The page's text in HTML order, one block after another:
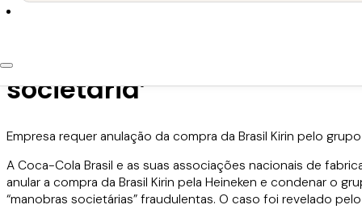
24 de janeiro de 2020
Coca-Cola vai ao
societária’
Empresa requer anulação da compra da Brasil Kirin pelo
A Coca-Cola Brasil e as suas associações nacionais de
anular a compra da Brasil Kirin pela Heineken e condenar o
“manobras societárias” fraudulentas. O caso foi revelado